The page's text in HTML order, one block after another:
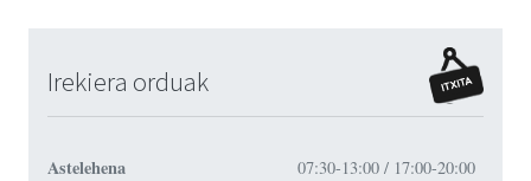
Irekiera orduak
Astelehena 07:30-13:00 / 17:00-20:00